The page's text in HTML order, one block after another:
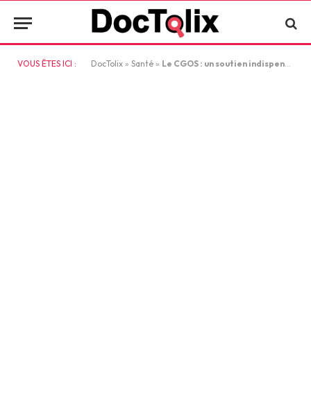
VOUS ÊTES ICI : DocTolix » Santé » Le CGOS : un soutien indispensable pour le personnel hospitalier